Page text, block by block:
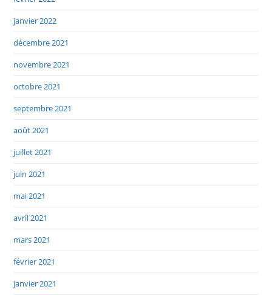
janvier 2022
décembre 2021
novembre 2021
octobre 2021
septembre 2021
août 2021
juillet 2021
juin 2021
mai 2021
avril 2021
mars 2021
février 2021
janvier 2021